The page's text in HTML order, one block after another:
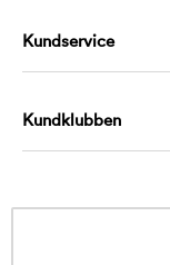
Kundservice
Kundklubben